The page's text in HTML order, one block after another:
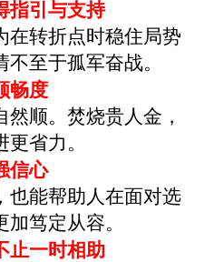
指引与支持
在转折点时稳住局势
不至于孤军奋战。
畅度
然顺。焚烧贵人金，
更省力。
信心
也能帮助人在面对选
加笃定从容。
止一时相助